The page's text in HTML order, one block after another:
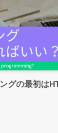
グの最初は